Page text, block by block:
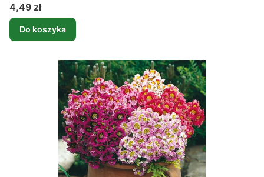
Cena
4,49 zł
Do koszyka